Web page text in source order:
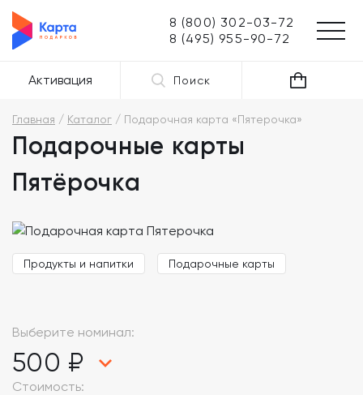
8 (800) 302-03-72
8 (495) 955-90-72
Активация Поиск
Главная Каталог Подарочная карта «Пятерочка»
Подарочные карты
Пятёрочка
Продукты и напитки Подарочные карты
Выберите номинал:
500 ₽
Стоимость: